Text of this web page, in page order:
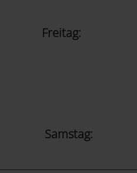
Freitag:
Samstag: